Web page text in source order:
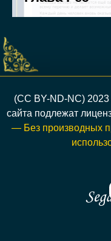
(CC BY-ND-NC)
сайта подлежат
— Без производных